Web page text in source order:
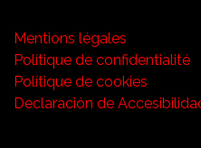
Mentions légales
Polítique de confidentialité
Polítique de cookies
Declaración de